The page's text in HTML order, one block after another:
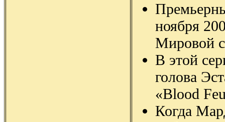
ноября
Мировой
В этой
голова
«Blood
Когда